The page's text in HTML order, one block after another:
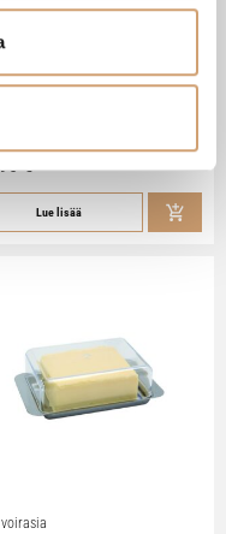
verkkokaupasta
€
Lue lisää
voirasia